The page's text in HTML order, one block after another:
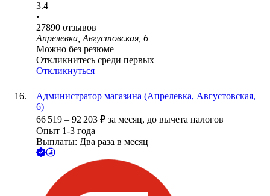
3.4
•
27890 отзывов
Апрелевка, Августовская, 6
Можно без резюме
Откликнитесь среди первых
Откликнуться
Администратор магазина (Апрелевка, Августовская,
6)
66 519 – 92 203 ₽ за месяц, до вычета налогов
Опыт 1-3 года
Выплаты: Два раза в месяц